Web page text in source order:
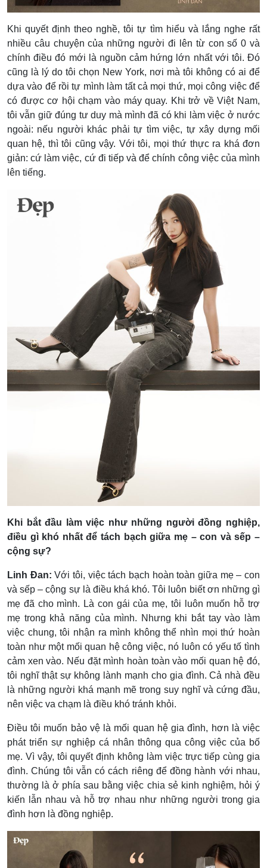
Khi quyết định theo nghề, tôi tự tìm hiểu và lắng nghe rất
nhiều câu chuyện của những người đi lên từ con số 0 và
chính điều đó mới là nguồn cảm hứng lớn nhất với tôi. Đó
cũng là lý do tôi chọn New York, nơi mà tôi không có ai để
dựa vào để rồi tự mình làm tất cả mọi thứ, mọi công việc để
có được cơ hội chạm vào máy quay. Khi trở về Việt Nam,
tôi vẫn giữ đúng tư duy mà mình đã có khi làm việc ở nước
ngoài: nếu người khác phải tự tìm việc, tự xây dựng mối
quan hệ, thì tôi cũng vậy. Với tôi, mọi thứ thực ra khá đơn
giản: cứ làm việc, cứ đi tiếp và để chính công việc của mình
lên tiếng.
Khi bắt đầu làm việc như những người đồng nghiệp,
điều gì khó nhất để tách bạch giữa mẹ – con và sếp –
cộng sự?
Linh Đan: Với tôi, việc tách bạch hoàn toàn giữa mẹ – con
và sếp – cộng sự là điều khá khó. Tôi luôn biết ơn những gì
mẹ đã cho mình. Là con gái của mẹ, tôi luôn muốn hỗ trợ
mẹ trong khả năng của mình. Nhưng khi bắt tay vào làm
việc chung, tôi nhận ra mình không thể nhìn mọi thứ hoàn
toàn như một mối quan hệ công việc, nó luôn có yếu tố tình
cảm xen vào. Nếu đặt mình hoàn toàn vào mối quan hệ đó,
tôi nghĩ thật sự không lành mạnh cho gia đình. Cả nhà đều
là những người khá mạnh mẽ trong suy nghĩ và cứng đầu,
nên việc va chạm là điều khó tránh khỏi.
Điều tôi muốn bảo vệ là mối quan hệ gia đình, hơn là việc
phát triển sự nghiệp cá nhân thông qua công việc của bố
mẹ. Vì vậy, tôi quyết định không làm việc trực tiếp cùng gia
đình. Chúng tôi vẫn có cách riêng để đồng hành với nhau,
thường là ở phía sau bằng việc chia sẻ kinh nghiệm, hỏi ý
kiến lẫn nhau và hỗ trợ nhau như những người trong gia
đình hơn là đồng nghiệp.